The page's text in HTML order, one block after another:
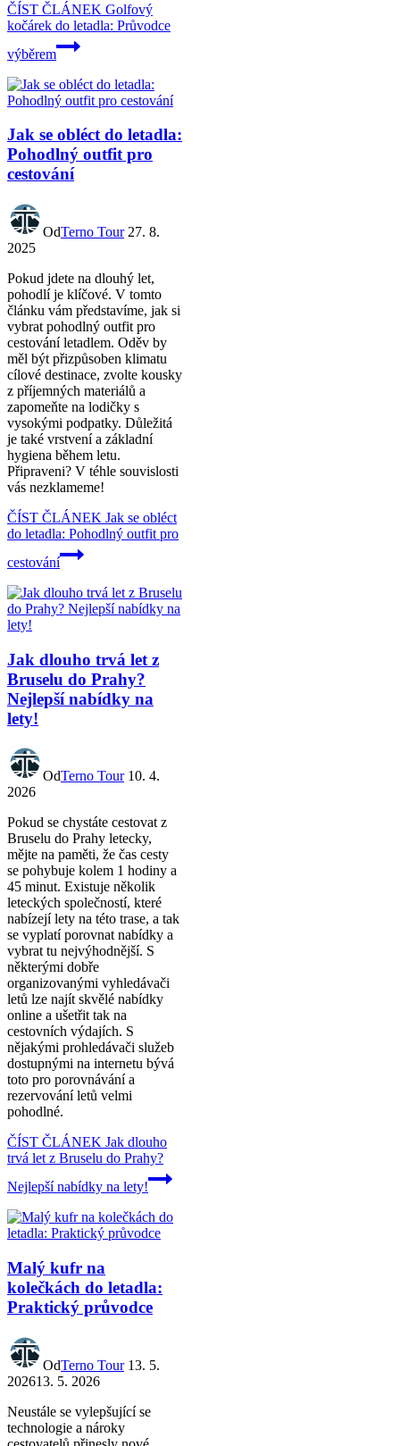
ČÍST ČLÁNEK Golfový
kočárek do letadla: Průvodce
výběrem
Jak se obléct do letadla:
Pohodlný outfit pro
cestování
OdTerno Tour 27. 8.
2025
Pokud jdete na dlouhý let,
pohodlí je klíčové. V tomto
článku vám představíme, jak si
vybrat pohodlný outfit pro
cestování letadlem. Oděv by
měl být přizpůsoben klimatu
cílové destinace, zvolte kousky
z příjemných materiálů a
zapomeňte na lodičky s
vysokými podpatky. Důležitá
je také vrstvení a základní
hygiena během letu.
Připraveni? V téhle souvislosti
vás nezklameme!
ČÍST ČLÁNEK Jak se obléct
do letadla: Pohodlný outfit pro
cestování
Jak dlouho trvá let z
Bruselu do Prahy?
Nejlepší nabídky na
lety!
OdTerno Tour 10. 4.
2026
Pokud se chystáte cestovat z
Bruselu do Prahy letecky,
mějte na paměti, že čas cesty
se pohybuje kolem 1 hodiny a
45 minut. Existuje několik
leteckých společností, které
nabízejí lety na této trase, a tak
se vyplatí porovnat nabídky a
vybrat tu nejvýhodnější. S
některými dobře
organizovanými vyhledávači
letů lze najít skvělé nabídky
online a ušetřit tak na
cestovních výdajích. S
nějakými prohledávači služeb
dostupnými na internetu bývá
toto pro porovnávání a
rezervování letů velmi
pohodlné.
ČÍST ČLÁNEK Jak dlouho
trvá let z Bruselu do Prahy?
Nejlepší nabídky na lety!
Malý kufr na
kolečkách do letadla:
Praktický průvodce
OdTerno Tour 13. 5.
202613. 5. 2026
Neustále se vylepšující se
technologie a nároky